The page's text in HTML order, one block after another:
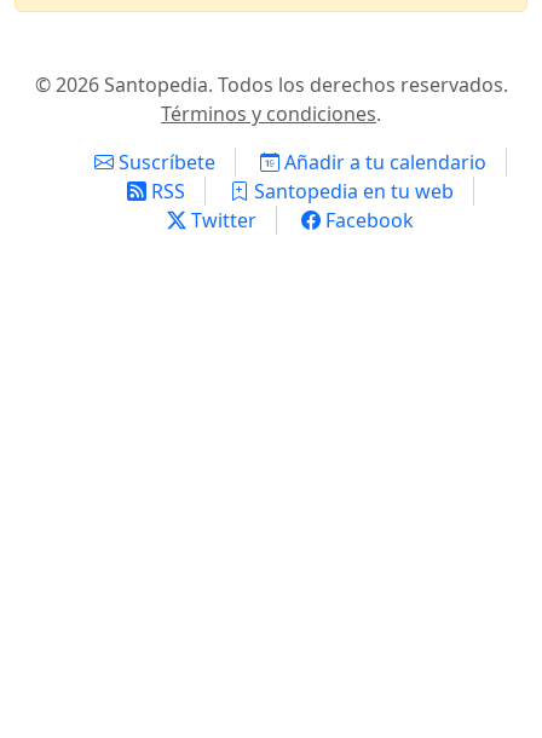
© 2026 Santopedia. Todos los derechos reservados.
Términos y condiciones.
Suscríbete
Añadir a tu calendario
RSS
Santopedia en tu web
Twitter
Facebook